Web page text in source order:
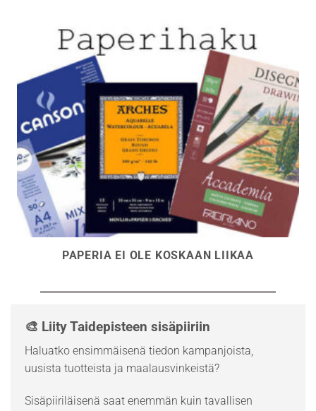
PAPERIA EI OLE KOSKAAN LIIKAA
🎨 Liity Taidepisteen sisäpiiriin
Haluatko ensimmäisenä tiedon kampanjoista,
uusista tuotteista ja maalausvinkeistä?
Sisäpiiriläisenä saat enemmän kuin tavallisen